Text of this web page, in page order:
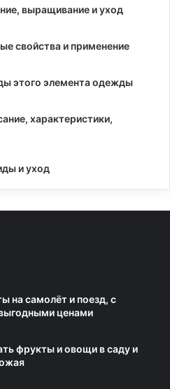
выращивание и уход
свойства и применение
этого элемента одежды
характеристики,
и уход
на самолёт и поезд, с
ценами
фрукты и овощи в саду и